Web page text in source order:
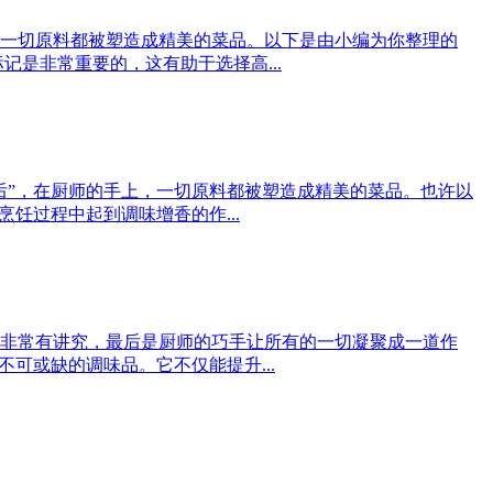
切原料都被塑造成精美的菜品。以下是由小编为你整理的
是非常重要的，这有助于选择高...
，在厨师的手上，一切原料都被塑造成精美的菜品。也许以
饪过程中起到调味增香的作...
常有讲究，最后是厨师的巧手让所有的一切凝聚成一道作
可或缺的调味品。它不仅能提升...